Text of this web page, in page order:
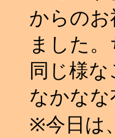
からのお
ました
同じ様
なかな
※今日は